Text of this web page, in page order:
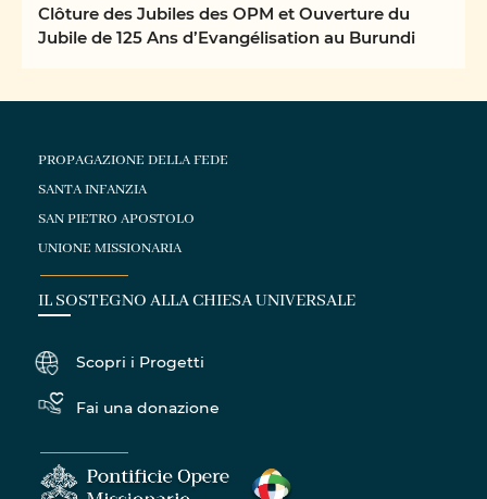
Clôture des Jubiles des OPM et Ouverture du
Jubile de 125 Ans d’Evangélisation au Burundi
PROPAGAZIONE DELLA FEDE
SANTA INFANZIA
SAN PIETRO APOSTOLO
UNIONE MISSIONARIA
IL SOSTEGNO ALLA CHIESA UNIVERSALE
Scopri i Progetti
Fai una donazione